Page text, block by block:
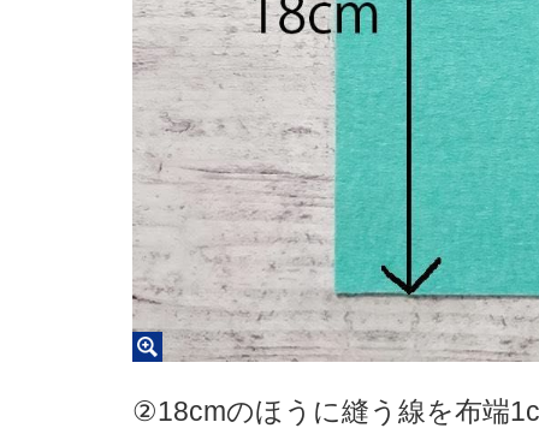
②18cmのほうに縫う線を布端